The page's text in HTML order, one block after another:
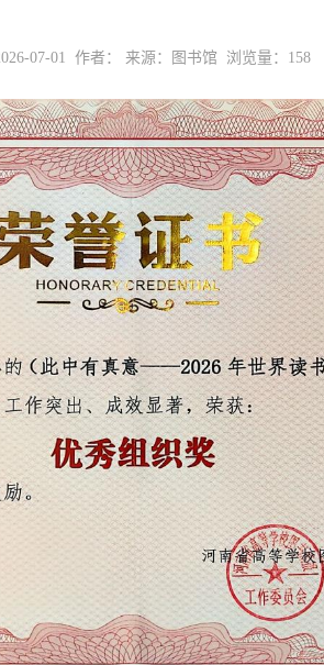
07-01 作者： 来源：图书馆 浏览量： 158